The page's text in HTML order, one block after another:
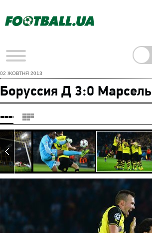
02 ЖОВТНЯ 2013
Боруссия Д 3:0 Марсель